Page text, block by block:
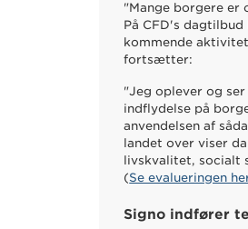
"Mange borgere er
På CFD's
kommende
fortsætter:
"Jeg oplever og
indflydelse på
anvendelsen af
landet over viser
livskvalitet, socialt
(Se evalueringen
Signo indfører